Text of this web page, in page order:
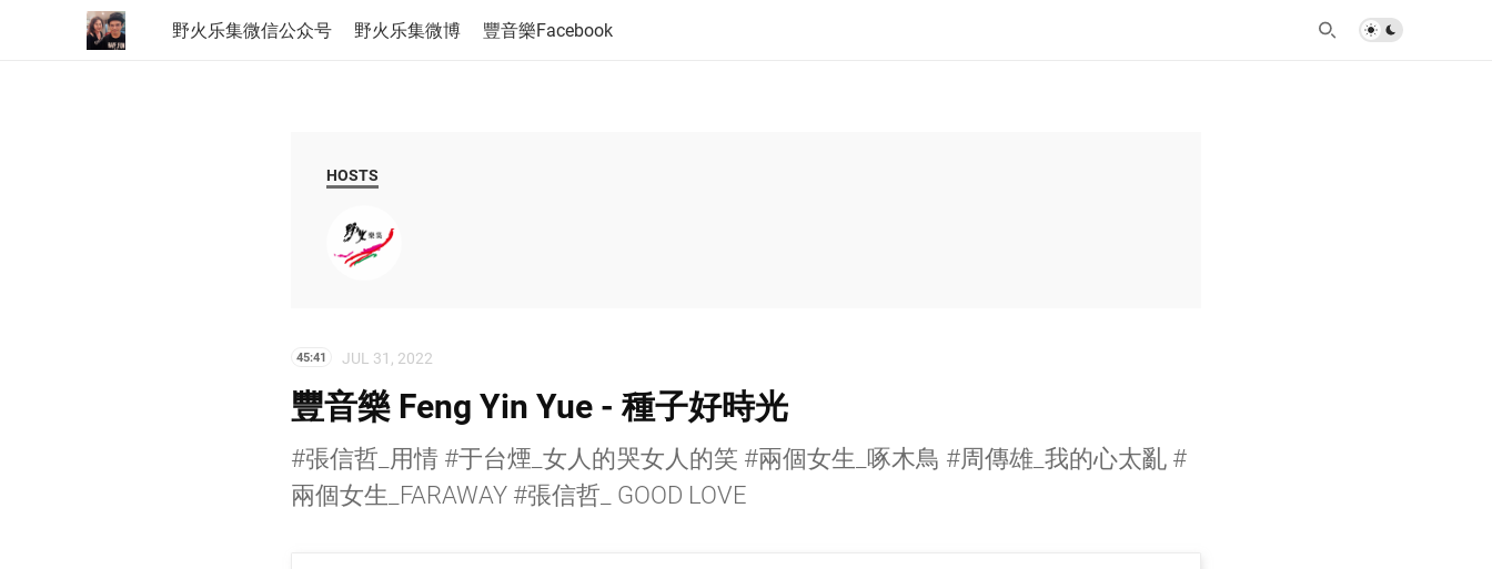
野火乐集微信公众号 野火乐集微博 豐音樂Facebook
HOSTS
45:41 JUL 31, 2022
豐音樂 Feng Yin Yue - 種子好時光
#張信哲_用情 #于台煙_女人的哭女人的笑 #兩個女生_啄木鳥 #周傳雄_我的心太亂 #
兩個女生_FARAWAY #張信哲_ GOOD LOVE